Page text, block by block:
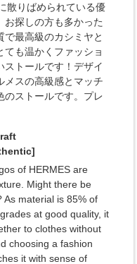
散りばめられている優
お探しの方も多かった
最高級のカシミヤと
も温かくファッショ
ストールです！デザイ
メスの高級感とマッチ
のストールです。プレ
of HERMES are
Might there be
As material is 85% of
at good quality, it
to clothes without
choosing a fashion
it with sense of